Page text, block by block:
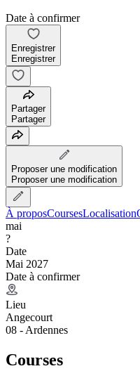
Date à confirmer
Enregistrer
Enregistrer
Partager
Partager
Proposer une modification
Proposer une modification
À proposCoursesLocalisation
mai
?
Date
Mai 2027
Date à confirmer
Lieu
Angecourt
08 - Ardennes
Courses